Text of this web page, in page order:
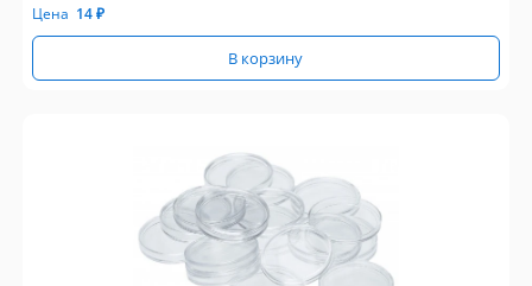
Цена 14₽
В корзину